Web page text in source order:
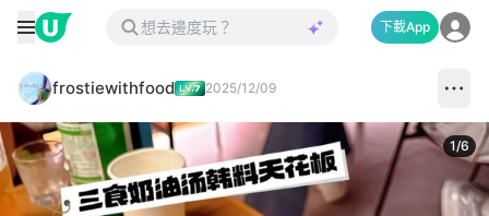
下載App
frostiewithfood 2025/12/09
1/6